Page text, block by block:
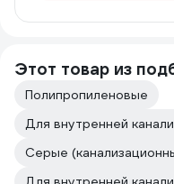
Этот товар из
Полипропиленовые
Серые